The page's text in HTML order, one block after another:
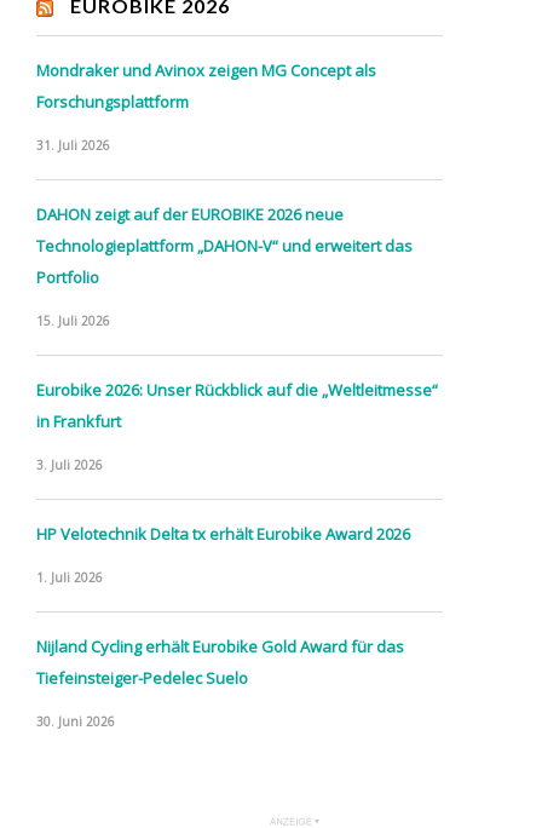
EUROBIKE 2026
Mondraker und Avinox zeigen MG Concept als
Forschungsplattform
31. Juli 2026
DAHON zeigt auf der EUROBIKE 2026 neue
Technologieplattform „DAHON-V“ und erweitert das
Portfolio
15. Juli 2026
Eurobike 2026: Unser Rückblick auf die „Weltleitmesse“
in Frankfurt
3. Juli 2026
HP Velotechnik Delta tx erhält Eurobike Award 2026
1. Juli 2026
Nijland Cycling erhält Eurobike Gold Award für das
Tiefeinsteiger-Pedelec Suelo
30. Juni 2026